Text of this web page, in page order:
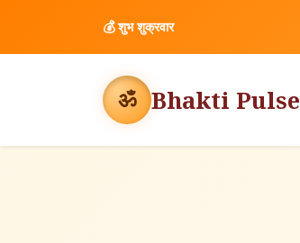
💰शुभ शुक्रवार
ॐ Bhakti Pulse